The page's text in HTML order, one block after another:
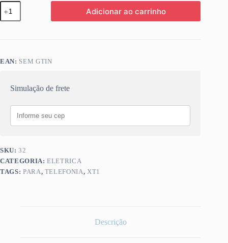
XT1
P/
TELEFONIA
Adicionar ao carrinho
EAN: SEM GTIN
Simulação de frete
SKU:32
CATEGORIA:ELETRICA
TAGS: PARA, TELEFONIA, XT1
Descrição